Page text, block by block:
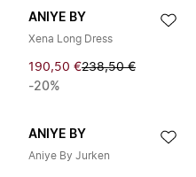
ANIYE BY
Xena Long Dress
190,50 €238,50 €
-20%
ANIYE BY
Aniye By Jurken